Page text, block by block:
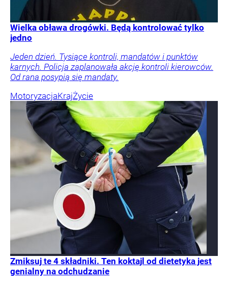
Wielka obława drogówki. Będą kontrolować tylko
jedno
Jeden dzień. Tysiące kontroli, mandatów i punktów
karnych. Policja zaplanowała akcję kontroli kierowców.
Od rana posypią się mandaty.
MotoryzacjaKrajŻycie
Zmiksuj te 4 składniki. Ten koktajl od dietetyka jest
genialny na odchudzanie